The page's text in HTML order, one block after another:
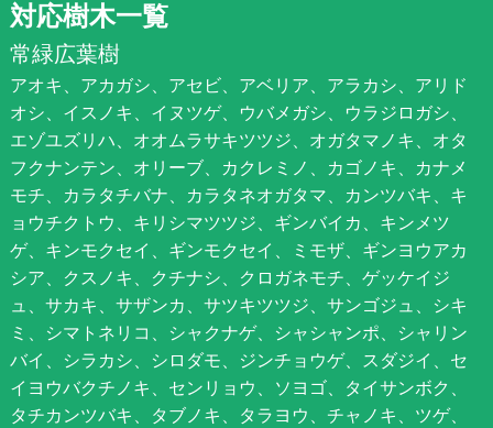
対応樹木一覧
常緑広葉樹
アオキ、アカガシ、アセビ、アベリア、アラカシ、アリド
オシ、イスノキ、イヌツゲ、ウバメガシ、ウラジロガシ、
エゾユズリハ、オオムラサキツツジ、オガタマノキ、オタ
フクナンテン、オリーブ、カクレミノ、カゴノキ、カナメ
モチ、カラタチバナ、カラタネオガタマ、カンツバキ、キ
ョウチクトウ、キリシマツツジ、ギンバイカ、キンメツ
ゲ、キンモクセイ、ギンモクセイ、ミモザ、ギンヨウアカ
シア、クスノキ、クチナシ、クロガネモチ、ゲッケイジ
ュ、サカキ、サザンカ、サツキツツジ、サンゴジュ、シキ
ミ、シマトネリコ、シャクナゲ、シャシャンポ、シャリン
バイ、シラカシ、シロダモ、ジンチョウゲ、スダジイ、セ
イヨウバクチノキ、センリョウ、ソヨゴ、タイサンボク、
タチカンツバキ、タブノキ、タラヨウ、チャノキ、ツゲ、